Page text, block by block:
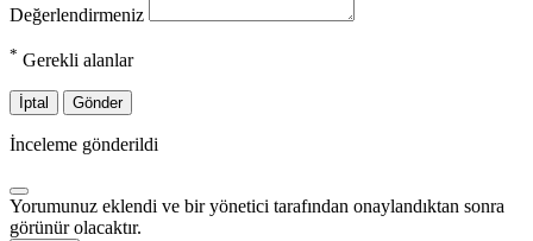
Değerlendirmeniz
* Gerekli alanlar
İptal Gönder
İnceleme gönderildi
Yorumunuz eklendi ve bir yönetici tarafından onaylandıktan sonra
görünür olacaktır.